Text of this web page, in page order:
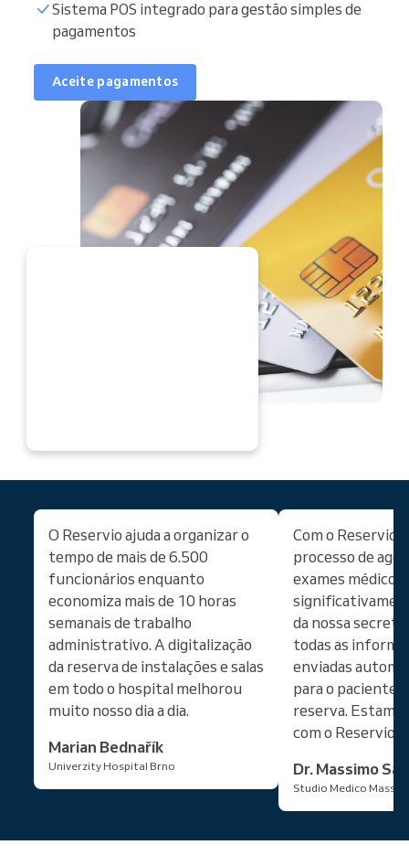
Sistema POS integrado para gestão simples de
pagamentos
Aceite pagamentos
O Reservio ajuda a organizar o
tempo de mais de 6.500
funcionários enquanto
economiza mais de 10 horas
semanais de trabalho
administrativo. A digitalização
da reserva de instalações e salas
em todo o hospital melhorou
muito nosso dia a dia.
Marian Bednařík
Univerzity Hospital Brno
Com o Reservio,
processo de
exames
da nossa
todas as
enviadas
para o paciente
reserva.
com o Reservio!
Dr. Massimo
Studio Medico